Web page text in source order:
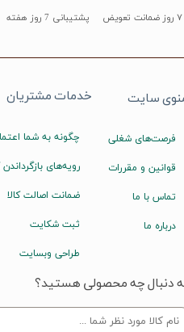
پشتیبانی 7 روز هفته ۷ روز ضمانت تعویض
خدمات مشتریان
چگونه به شما
رویه‌های بازگرداندن
ضمانت اصالت کالا
ثبت شکایت
طراحی وبسایت
سایت
فرصت‌های شغلی
قوانین و مقررات
تماس با ما
درباره ما
دنبال چه محصولی هستید؟